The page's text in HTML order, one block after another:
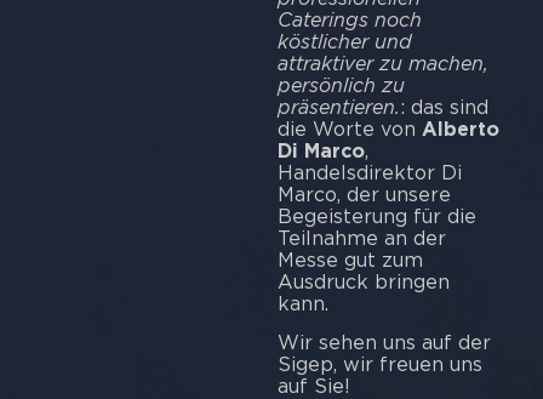
Caterings noch
köstlicher und
attraktiver zu machen,
persönlich zu
präsentieren.: das sind
die Worte von Alberto
Di Marco,
Handelsdirektor Di
Marco, der unsere
Begeisterung für die
Teilnahme an der
Messe gut zum
Ausdruck bringen
kann.
Wir sehen uns auf der
Sigep, wir freuen uns
auf Sie!